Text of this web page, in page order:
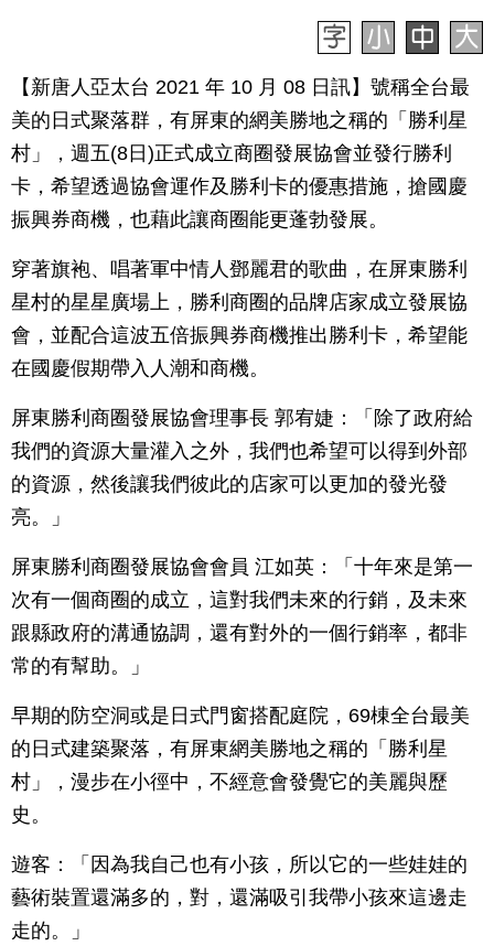
【新唐人亞太台 2021 年 10 月 08 日訊】號稱全台最
美的日式聚落群，有屏東的網美勝地之稱的「勝利星
村」，週五(8日)正式成立商圈發展協會並發行勝利
卡，希望透過協會運作及勝利卡的優惠措施，搶國慶
振興券商機，也藉此讓商圈能更蓬勃發展。
穿著旗袍、唱著軍中情人鄧麗君的歌曲，在屏東勝利
星村的星星廣場上，勝利商圈的品牌店家成立發展協
會，並配合這波五倍振興券商機推出勝利卡，希望能
在國慶假期帶入人潮和商機。
屏東勝利商圈發展協會理事長 郭宥婕：「除了政府給
我們的資源大量灌入之外，我們也希望可以得到外部
的資源，然後讓我們彼此的店家可以更加的發光發
亮。」
屏東勝利商圈發展協會會員 江如英：「十年來是第一
次有一個商圈的成立，這對我們未來的行銷，及未來
跟縣政府的溝通協調，還有對外的一個行銷率，都非
常的有幫助。」
早期的防空洞或是日式門窗搭配庭院，69棟全台最美
的日式建築聚落，有屏東網美勝地之稱的「勝利星
村」，漫步在小徑中，不經意會發覺它的美麗與歷
史。
遊客：「因為我自己也有小孩，所以它的一些娃娃的
藝術裝置還滿多的，對，還滿吸引我帶小孩來這邊走
走的。」